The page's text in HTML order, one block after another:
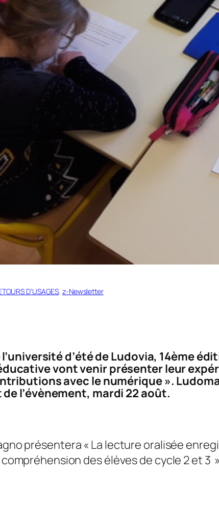
D’USAGES, z-Newsletter
l’université d’été de Ludovia, 14ème
vont venir présenter leur
avec le numérique ».
de l’évènement, mardi 22 août.
présentera « La lecture oralisée
des élèves de cycle 2 et 3